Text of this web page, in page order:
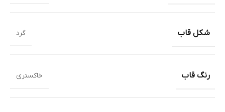
شکل قاب گرد
رنگ قاب خاکستری